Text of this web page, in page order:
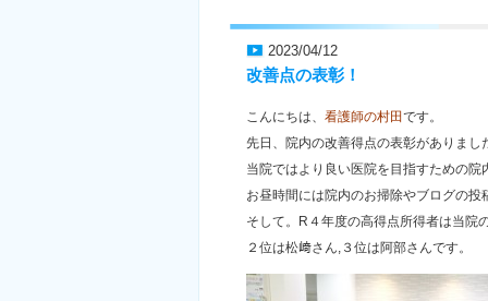
2023/04/12
改善点の表彰！
こんにちは、 看護師の村田です。
先日、院内の改善得点の表彰がありまし
当院ではより良い医院を目指すための
お昼時間には院内のお掃除やブログの
そして。R４年度の高得点所得者は当院
２位は松﨑さん,３位は阿部さんです。